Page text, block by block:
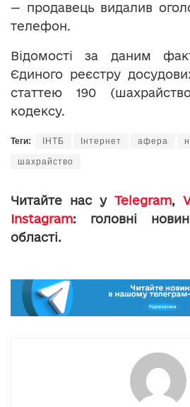
— продавець видалив
телефон.
Відомості за даним
Єдиного реєстру
статтею 190
кодексу.
Теги: ІНТБ Інтернет афера
шахрайство
Читайте нас у Telegram,
Instagram: головні
області.